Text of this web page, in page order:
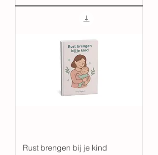
Rust brengen bij je kind